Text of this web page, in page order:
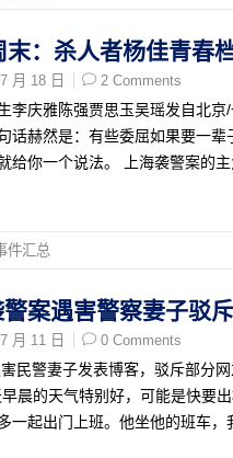
末：杀人者杨佳青春
月 18 日 2 Comments
李庆雅陈强贾思玉吴瑶发自北
话赫然是：有些委屈如果要一
给你一个说法。 上海袭警案的
件汇总
警案遇害警察妻子驳
月 11 日 0 Comments
民警妻子发表博客，驳斥部分
晨的天气特别好，可能是快要
一起出门上班。他坐他的班车